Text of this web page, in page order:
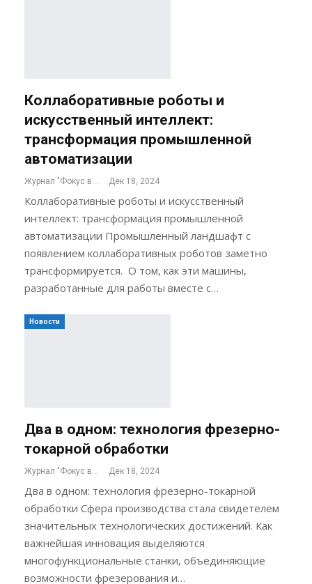
Коллаборативные роботы и
искусственный интеллект:
трансформация промышленной
автоматизации
Журнал "Фокус внимания" Дек 18, 2024
Коллаборативные роботы и искусственный
интеллект: трансформация промышленной
автоматизации Промышленный ландшафт с
появлением коллаборативных роботов заметно
трансформируется. О том, как эти машины,
разработанные для работы вместе с…
Новости
Два в одном: технология фрезерно-
токарной обработки
Журнал "Фокус внимания" Дек 18, 2024
Два в одном: технология фрезерно-токарной
обработки Сфера производства стала свидетелем
значительных технологических достижений. Как
важнейшая инновация выделяются
многофункциональные станки, объединяющие
возможности фрезерования и…